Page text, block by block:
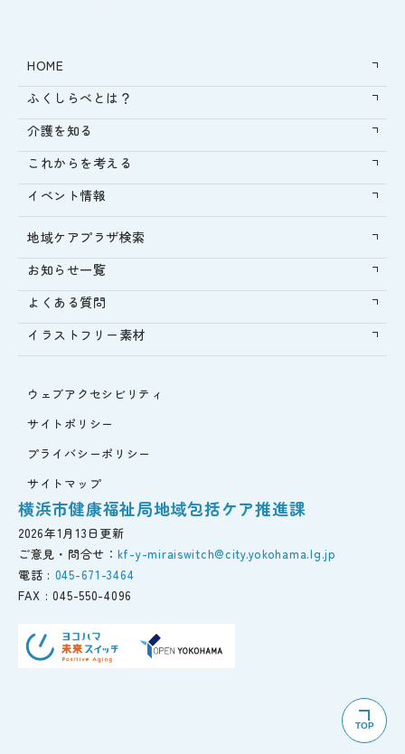
HOME
ふくしらべとは？
介護を知る
これからを考える
イベント情報
地域ケアプラザ検索
お知らせ一覧
よくある質問
イラストフリー素材
ウェブアクセシビリティ
サイトポリシー
プライバシーポリシー
サイトマップ
横浜市健康福祉局地域包括ケア推進課
2026年1月13日更新
ご意見・問合せ： kf-y-miraiswitch@city.yokohama.lg.jp
電話 : 045-671-3464
FAX : 045-550-4096
TOP